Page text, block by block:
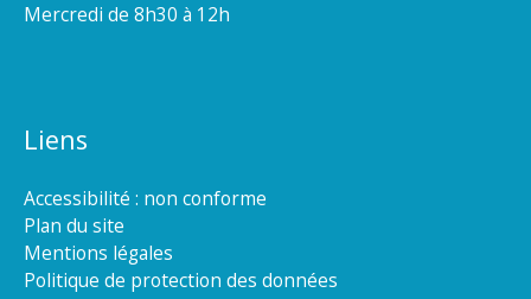
Mercredi de 8h30 à 12h
Liens
Accessibilité : non conforme
Plan du site
Mentions légales
Politique de protection des données